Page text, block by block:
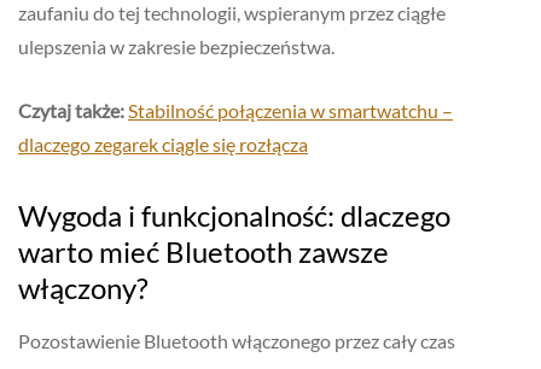
zaufaniu do tej technologii, wspieranym przez ciągłe
ulepszenia w zakresie bezpieczeństwa.
Czytaj także:Stabilność połączenia w smartwatchu –
dlaczego zegarek ciągle się rozłącza
Wygoda i funkcjonalność: dlaczego
warto mieć Bluetooth zawsze
włączony?
Pozostawienie Bluetooth włączonego przez cały czas